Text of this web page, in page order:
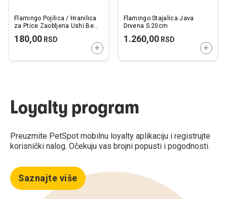
Flamingo Pojilica / Hranilica
za Ptice Zaobljena Ushi Bela
180,00 RSD
DODAJTE U KORPU
Flamingo Stajalica Java
Drvena S 20cm
1.260,00RSD
Loyalty program
Preuzmite PetSpot mobilnu loyalty aplikaciju i registrujte
korisnički nalog. Očekuju vas brojni popusti i pogodnosti.
Saznajte više